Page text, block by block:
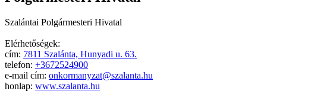
Szalántai Polgármesteri Hivatal
Elérhetőségek:
cím: 7811 Szalánta, Hunyadi u. 63.
telefon: +3672524900
e-mail cím: onkormanyzat@szalanta.hu
honlap: www.szalanta.hu